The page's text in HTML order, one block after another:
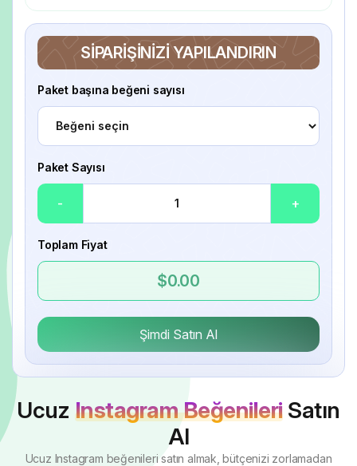
SIPARIŞINIZI YAPILANDIRIN
Paket başına beğeni sayısı
Paket Sayısı
- +
Toplam Fiyat
$0.00
Şimdi Satın Al
Ucuz Instagram BeğenileriSatın
Al
Ucuz Instagram beğenileri satın almak, bütçenizi zorlamadan